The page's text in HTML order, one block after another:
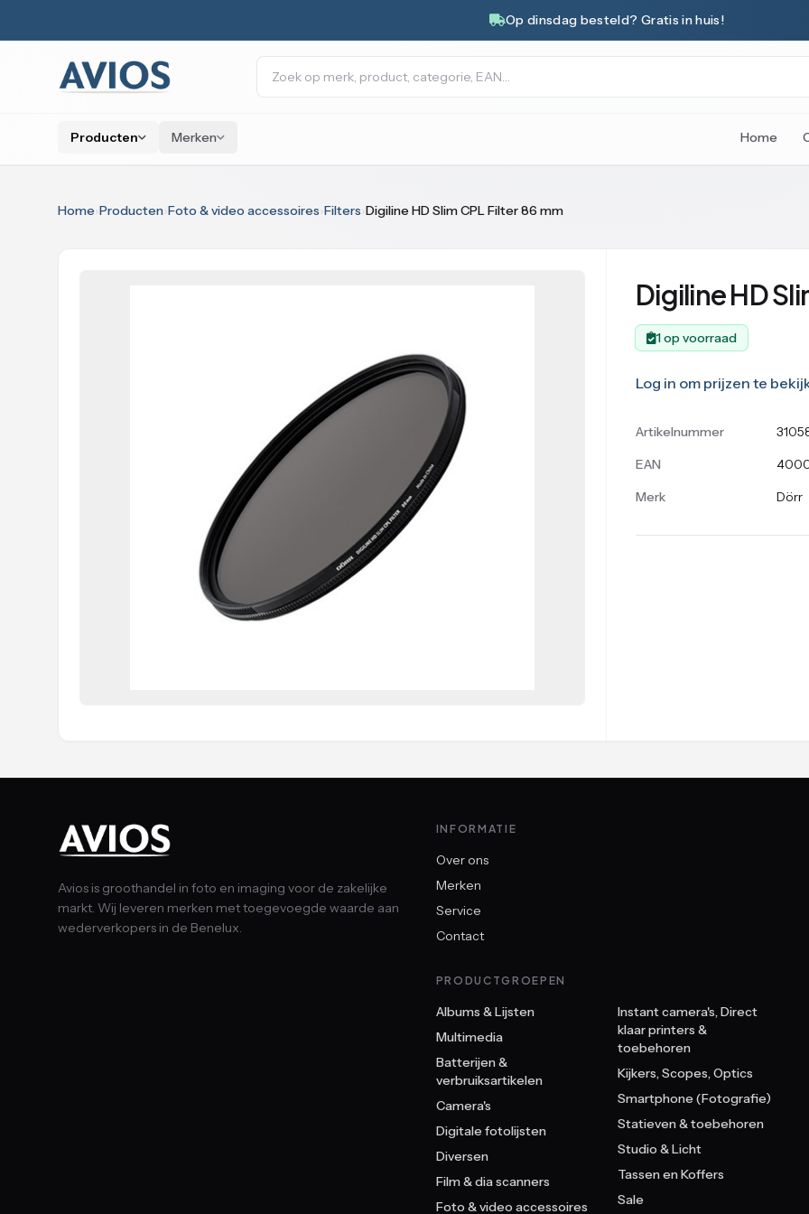
Op dinsdag besteld? Gratis in huis!
Producten Merken Home
Home›Producten›Foto & video accessoires›Filters›Digiline HD Slim CPL Filter 86 mm
Digiline HD
1 op voorraad
Log in om prijzen te
Artikelnummer
EAN
Merk
Dörr
Avios is groothandel in foto en imaging voor de zakelijke
markt. Wij leveren merken met toegevoegde waarde aan
wederverkopers in de Benelux.
INFORMATIE
Over ons
Merken
Service
Contact
PRODUCTGROEPEN
Albums & Lijsten
Multimedia
Batterijen &
verbruiksartikelen
Camera's
Digitale fotolijsten
Diversen
Film & dia scanners
Foto & video accessoires
Instant camera's, Direct
klaar printers &
toebehoren
Kijkers, Scopes, Optics
Smartphone (Fotografie)
Statieven & toebehoren
Studio & Licht
Tassen en Koffers
Sale